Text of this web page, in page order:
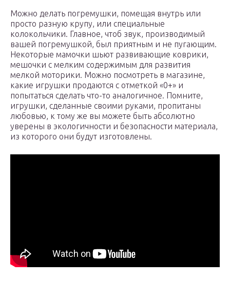
Можно делать погремушки, помещая внутрь или
просто разную крупу, или специальные
колокольчики. Главное, чтоб звук, производимый
вашей погремушкой, был приятным и не пугающим.
Некоторые мамочки шьют развивающие коврики,
мешочки с мелким содержимым для развития
мелкой моторики. Можно посмотреть в магазине,
какие игрушки продаются с отметкой «0+» и
попытаться сделать что-то аналогичное. Помните,
игрушки, сделанные своими руками, пропитаны
любовью, к тому же вы можете быть абсолютно
уверены в экологичности и безопасности материала,
из которого они будут изготовлены.